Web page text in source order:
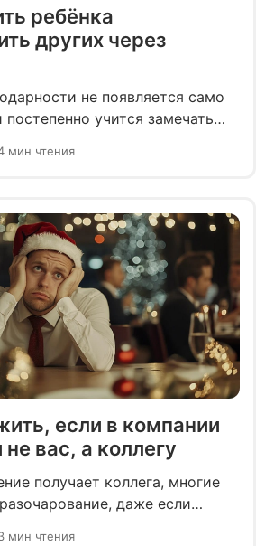
ребёнка
других через
не появляется само
учится замечать
мин чтения
если в компании
вас, а коллегу
получает коллега, многие
даже если
мин чтения